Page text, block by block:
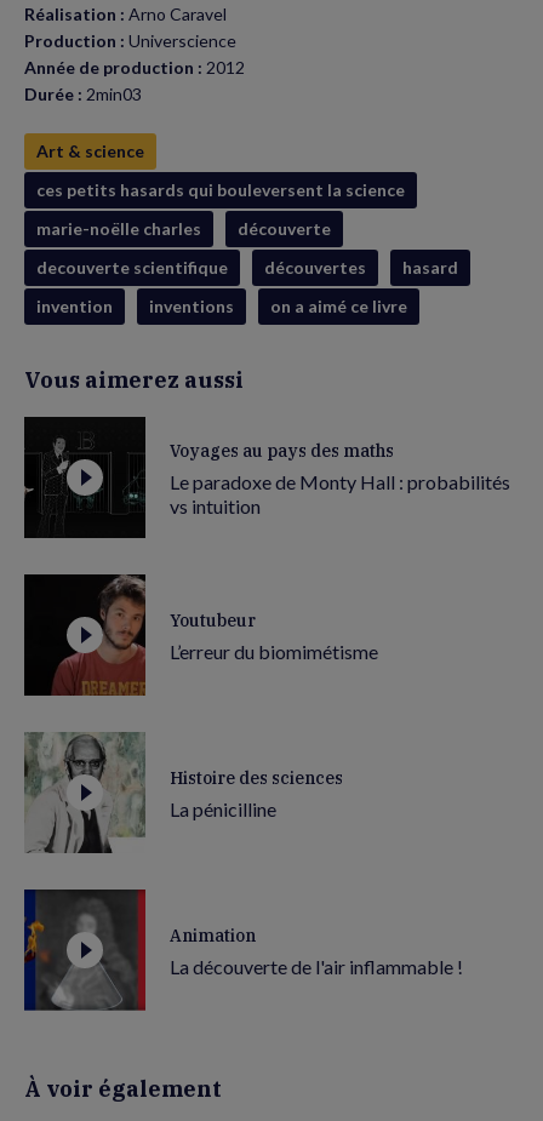
Réalisation : Arno Caravel
Production : Universcience
Année de production : 2012
Durée : 2min03
Art & science
ces petits hasards qui bouleversent la science
marie-noëlle charles
découverte
decouverte scientifique
découvertes
hasard
invention
inventions on a aimé ce livre
Vous aimerez aussi
Voyages au pays des maths
Le paradoxe de Monty Hall : probabilités
vs intuition
Youtubeur
L’erreur du biomimétisme
Histoire des sciences
La pénicilline
Animation
La découverte de l'air inflammable !
À voir également